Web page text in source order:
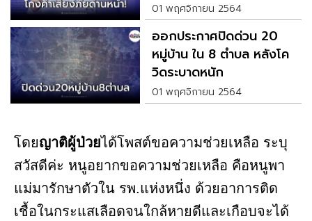
01 พฤศจิกายน 2564
ออกประกาศปิดด่วน 20
หมู่บ้าน ใน 8 ตำบล หลังโค
วิดระบาดหนัก
01 พฤศจิกายน 2564
โดยญาติผู้ป่วยได้โพสต์ขอความช่วยเหลือ ระบุ
สวัสดีค่ะ หนูอยากขอความช่วยเหลือ คือหนูพา
แม่มารักษาตัวใน รพ.แห่งหนึ่ง ด้วยอาการติด
เชื้อในกระแสเลือดจนใกล้หายดีและเกือบจะได้